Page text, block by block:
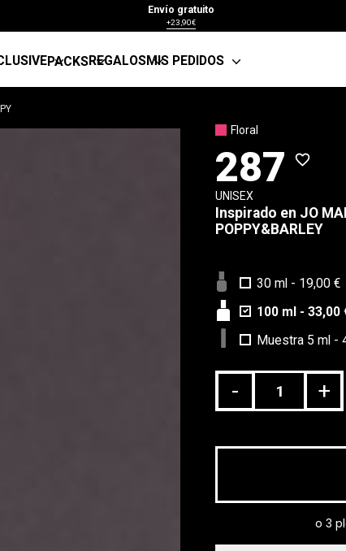
Envío gratuito
+23,90€
PACKSREGALOSMIS PEDIDOS
Floral
287 favorite_border
UNISEX
Inspirado en JO
POPPY&BARLEY
30 ml - 19,00 €
100 ml - 33,00
Muestra 5 ml -
- +